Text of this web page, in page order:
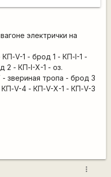
электрички на
V-1 - брод 1 - КП-I-1 -
2 - КП-I-X-1 - оз.
звериная тропа - брод 3
V-4 - КП-V-X-1 - КП-V-3
more_vert